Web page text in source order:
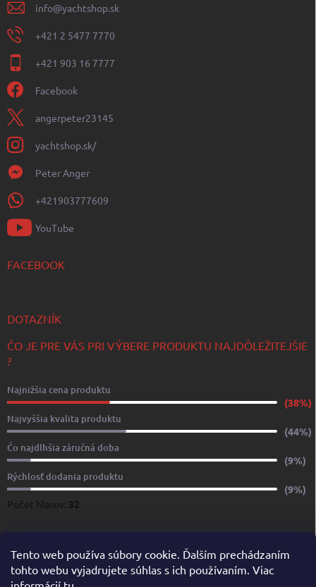
Tento web používa súbory cookie. Ďalším prechádzaním
tohto webu vyjadrujete súhlas s ich používaním. Viac
info@yachtshop.sk
+421 2 5477 7770
+421 903 16 7777
Facebook
angerpeter23145
yachtshop.sk/
Peter Anger
+421903777609
YouTube
FACEBOOK
DOTAZNÍK
ČO JE PRE VÁS PRI VÝBERE PRODUKTU NAJDÔLEŽITEJŠIE
?
Najnižšia cena produktu
(38%)
Najvyššia kvalita produktu
(44%)
Čo najdlhšia záručná doba
(9%)
Rýchlosť dodania produktu
(9%)
Počet hlasov: 32
www.yachtshop.sk www.limoservices.sk www.taxisluzba.com
www.airporttaxi.sk www.taxischwechat.sk